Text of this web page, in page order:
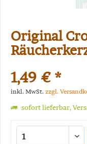
Original
1,49 € *
inkl. MwSt. zzgl.
sofort lieferbar,